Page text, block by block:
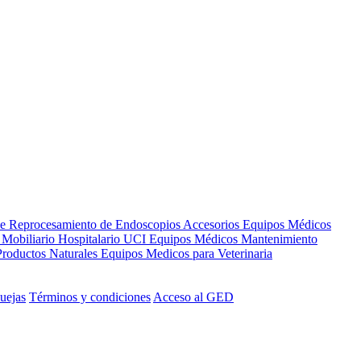
Reprocesamiento de Endoscopios Accesorios Equipos Médicos
Mobiliario Hospitalario UCI Equipos Médicos Mantenimiento
Naturales Equipos Medicos para Veterinaria
Términos y condiciones Acceso al GED